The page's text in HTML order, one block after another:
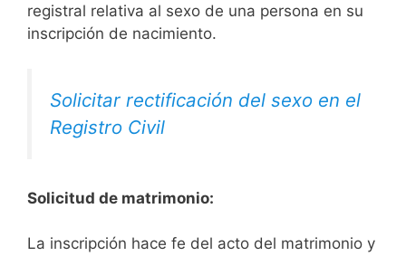
registral relativa al sexo de una persona en su
inscripción de nacimiento.
Solicitar rectificación del sexo en el
Registro Civil
Solicitud de matrimonio:
La inscripción hace fe del acto del matrimonio y